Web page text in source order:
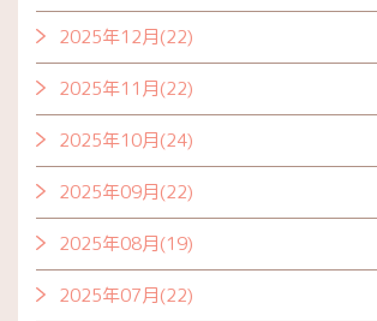
2025年12月(22)
2025年11月(22)
2025年10月(24)
2025年09月(22)
2025年08月(19)
2025年07月(22)